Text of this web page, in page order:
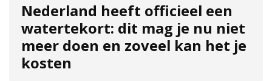
Nederland heeft officieel een
watertekort: dit mag je nu niet
meer doen en zoveel kan het je
kosten